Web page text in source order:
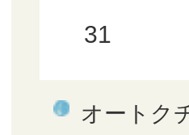
31
オートク